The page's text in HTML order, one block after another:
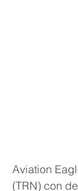
Aviation
(TRN) con